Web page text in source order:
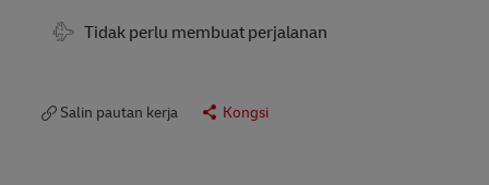
Travel Required
Tidak perlu membuat perjalanan
Salin pautan kerja Kongsi